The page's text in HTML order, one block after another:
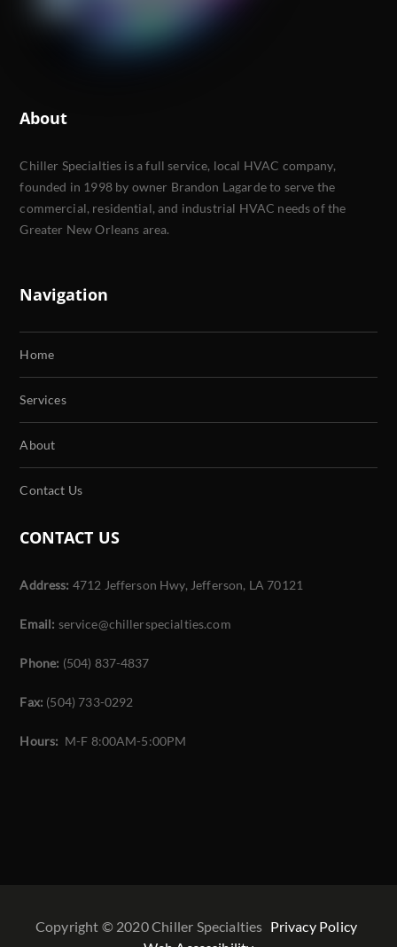
About
Chiller Specialties is a full service, local HVAC company,
founded in 1998 by owner Brandon Lagarde to serve the
commercial, residential, and industrial HVAC needs of the
Greater New Orleans area.
Navigation
Home
Services
About
Contact Us
CONTACT US
Address: 4712 Jefferson Hwy, Jefferson, LA 70121
Email: service@chillerspecialties.com
Phone: (504) 837-4837
Fax: (504) 733-0292
Hours: M-F 8:00AM-5:00PM
Copyright © 2020 Chiller Specialties Privacy Policy